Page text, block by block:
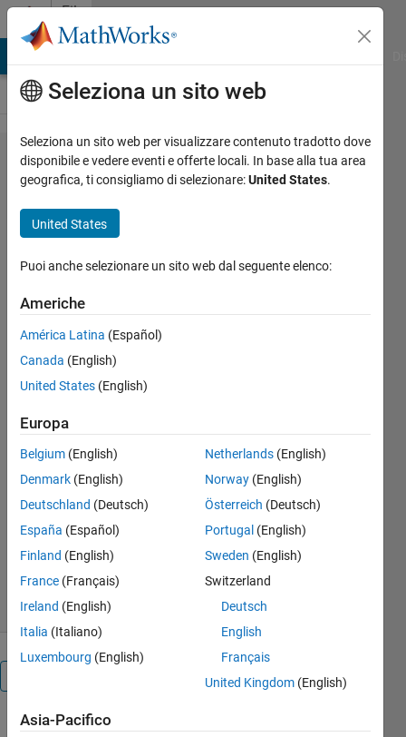
Vai al contenuto
File
Exchange
Solar
PV
Closed-
MPPT
Control
This model shows solar PV
controller for 8Kw . It
operating point to get
maximum power
Praveen
Versione 1.0.11(46,1 KB)
566 download
28 dic 2025
This
Seleziona un sito web
Seleziona un sito web per visualizzare contenuto tradotto dove
disponibile e vedere eventi e offerte locali. In base alla tua area
geografica, ti consigliamo di selezionare:United States.
United States
Puoi anche selezionare un sito web dal seguente elenco:
Americhe
América Latina (Español)
Canada (English)
United States (English)
Europa
Belgium (English)
Denmark (English)
Deutschland (Deutsch)
España (Español)
Finland (English)
France (Français)
Ireland (English)
Italia (Italiano)
Luxembourg (English)
Netherlands (English)
Norway (English)
Österreich (Deutsch)
Portugal (English)
Sweden (English)
Switzerland
Deutsch
English
Français
United Kingdom (English)
Asia-Pacifico